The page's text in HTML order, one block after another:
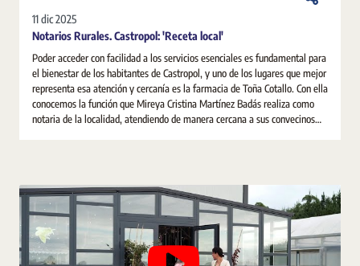
11 dic 2025
Notarios Rurales. Castropol: 'Receta local'
Poder acceder con facilidad a los servicios esenciales es fundamental para
el bienestar de los habitantes de Castropol, y uno de los lugares que mejor
representa esa atención y cercanía es la farmacia de Toña Cotallo. Con ella
conocemos la función que Mireya Cristina Martínez Badás realiza como
notaria de la localidad, atendiendo de manera cercana a sus convecinos